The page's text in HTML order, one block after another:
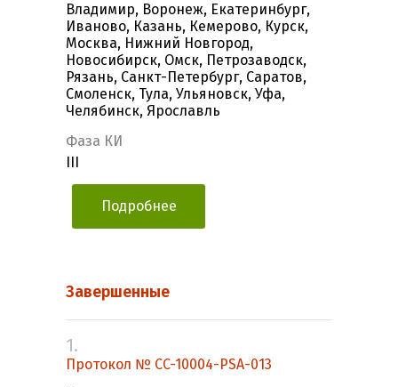
Владимир, Воронеж, Екатеринбург,
Иваново, Казань, Кемерово, Курск,
Москва, Нижний Новгород,
Новосибирск, Омск, Петрозаводск,
Рязань, Санкт-Петербург, Саратов,
Смоленск, Тула, Ульяновск, Уфа,
Челябинск, Ярославль
Фаза КИ
Подробнее
Завершенные
1.
Протокол № CC-10004-PSA-013